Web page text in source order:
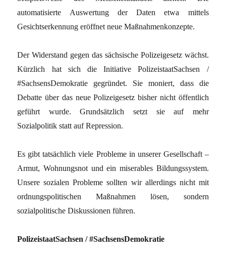
automatisierte Auswertung der Daten etwa mittels
Gesichtserkennung eröffnet neue Maßnahmenkonzepte.
Der Widerstand gegen das sächsische Polizeigesetz wächst.
Kürzlich hat sich die Initiative PolizeistaatSachsen /
#SachsensDemokratie gegründet. Sie moniert, dass die
Debatte über das neue Polizeigesetz bisher nicht öffentlich
geführt wurde. Grundsätzlich setzt sie auf mehr
Sozialpolitik statt auf Repression.
Es gibt tatsächlich viele Probleme in unserer Gesellschaft –
Armut, Wohnungsnot und ein miserables Bildungssystem.
Unsere sozialen Probleme sollten wir allerdings nicht mit
ordnungspolitischen Maßnahmen lösen, sondern
sozialpolitische Diskussionen führen.
PolizeistaatSachsen / #SachsensDemokratie